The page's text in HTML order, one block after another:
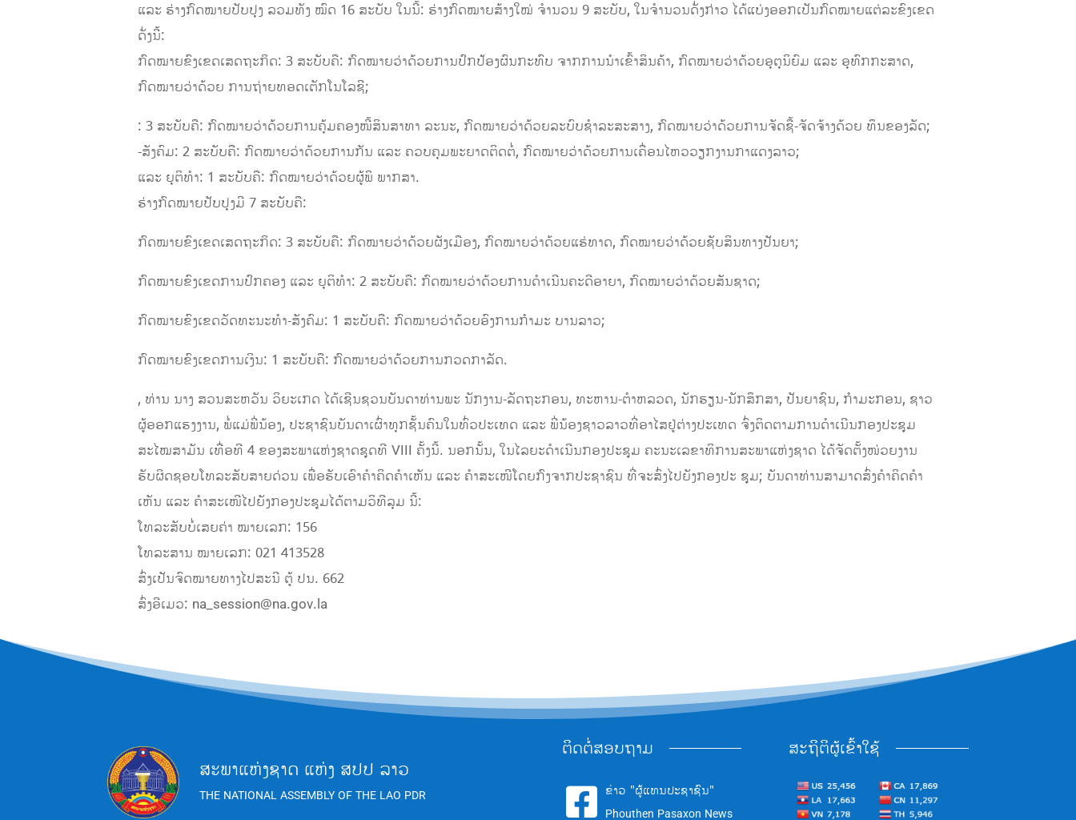
ແລະ ຮ່າງກົດໝາຍປັບປຸງ ລວມທັງ ໝົດ 16 ສະບັບ ໃນນີ້: ຮ່າງກົດໝາຍສ້າງໃໝ່ ຈຳນວນ 9 ສະບັບ, ໃນຈໍານວນດັ່ງກ່າວ ໄດ້ແບ່ງອອກເປັນກົດໝາຍແຕ່ລະຂົງເຂດ
ດັ່ງນີ້:
ກົດໝາຍຂົງເຂດເສດຖະກິດ: 3 ສະບັບຄື: ກົດໝາຍວ່າດ້ວຍການ​ປົກ​ປ້ອງຜົນກະທົບ ຈາກການນໍາເຂົ້າສິນຄ້າ, ກົດໝາຍ​ວ່າ​ດ້ວຍອຸຕຸນິຍົມ ​ແລະ​ ອຸ​ທົກ​ກະສາ​ດ,
ກົດໝາຍ​ວ່າ​ດ້ວຍ ການຖ່າຍ​ທອດ​ເຕັກ​ໂນ​ໂລ​ຊີ;
: 3 ສະບັບຄື: ກົດໝາຍ​ວ່າ​ດ້ວຍການ​ຄຸ້ມ​ຄອງ​ໜີ້​ສິນ​ສາທາ ລະນະ, ກົດໝາຍວ່າດ້ວຍລະບົບ​ຊໍາລະສະສາງ, ກົດໝາຍ​ວ່າ​ດ້ວຍການ​​ຈັດ​ຊື້​-ຈັດຈ້າງດ້ວຍ ທຶນຂອງລັດ;
-ສັງຄົມ: 2 ສະບັບຄື: ກົດໝາຍວ່າດ້ວຍການກັນ ແລະ ​ຄວບ​ຄຸມພະ​ຍາດຕິ​ດຕໍ່, ກົດໝາຍວ່າດ້ວຍການເຄື່ອນໄຫວວຽກງານ​ກາ​​ແດງ​ລາວ;
ແລະ ຍຸຕິທໍາ: 1 ສະບັບຄື: ກົດໝາຍວ່າດ້ວຍຜູ້ພິ ພາກສາ.
ຮ່າງກົດໝາຍປັບປຸງມີ 7 ສະບັບຄື:
ກົດໝາຍຂົງເຂດເສດຖະກິດ: 3 ສະບັບຄື: ກົດໝາຍວ່າດ້ວຍຜັງ​ເມືອງ, ກົດ​ໝາຍ​ວ່າ​ດ້ວຍແຮ່​ທາດ, ກົດໝາຍ​ວ່າ​ດ້ວຍຊັບ​ສິນ​ທາງ​​ປັນຍາ;
ກົດໝາຍຂົງເຂດການປົກຄອງ ແລະ ຍຸຕິທໍາ: 2 ສະບັບຄື: ກົດໝາຍວ່າດ້ວຍການ​ດໍາ​ເນີນ​ຄະດີ​ອາຍາ, ກົດໝາຍວ່າດ້ວຍສັນຊາດ;
ກົດໝາຍຂົງເຂດວັດທະນະທໍາ-ສັງຄົມ: 1 ສະບັບຄື: ກົດໝາຍວ່າດ້ວຍອົງການ​ກໍາມະ ບານ​ລາວ;
ກົດໝາຍຂົງເຂດການເງິນ: 1 ສະບັບຄື: ກົດໝາຍວ່າດ້ວຍການ​ກວດກາ​ລັດ.
, ທ່ານ ນາງ ສວນສະຫວັນ ວິຍະເກດ ໄດ້ເຊີນຊວນບັນດາທ່ານພະ ນັກງານ-ລັດຖະກອນ, ທະຫານ-ຕຳຫລວດ, ນັກຮຽນ-ນັກສຶກສາ, ປັນຍາຊົນ, ກຳມະກອນ, ຊາວ
ຜູ້ອອກແຮງງານ, ພໍ່ແມ່ພີ່ນ້ອງ, ປະຊາຊົນບັນດາເຜົ່າທຸກຊັ້ນຄົນໃນທົ່ວປະເທດ ແລະ ພີ່ນ້ອງຊາວລາວທີ່ອາໄສຢູ່ຕ່າງປະເທດ ຈົ່ງຕິດຕາມການດຳເນີນກອງປະຊຸມ
ສະໄໝສາມັນ ເທື່ອທີ 4 ຂອງສະພາແຫ່ງຊາດຊຸດທີ VIII ຄັ້ງນີ້. ນອກນັ້ນ, ໃນໄລຍະດຳເນີນກອງປະຊຸມ ຄະນະເລຂາທິການສະພາແຫ່ງຊາດ ໄດ້ຈັດຕັ້ງໜ່ວຍງານ
ຮັບຜິດຊອບໂທລະສັບສາຍ​ດ່ວນ ເພື່ອຮັບເອົາຄຳຄິດຄຳເຫັນ ແລະ ຄຳສະເໜີໂດຍກົງຈາກປະຊາຊົນ ທີ່ຈະສົ່ງໄປຍັງກອງປະ ຊຸມ; ບັນດາທ່ານສາມາດສົ່ງຄຳຄິດຄຳ
ເຫັນ ແລະ ຄຳສະເໜີໄປຍັງກອງປະຊຸມໄດ້ຕາມວິທີລຸມ ນີ້:
ໂທລະສັບບໍ່ເສຍຄ່າ ໝາຍເລກ: 156
ໂທລະສານ ໝາຍເລກ: 021 413528
ສົ່ງເປັນຈົດໝາຍທາງໄປສະນີ ຕູ້ ປນ. 662
ສົ່ງອີເມວ: na_session@na.gov.la
ສະພາແຫ່ງຊາດ ແຫ່ງ ສປປ ລາວ
THE NATIONAL ASSEMBLY OF THE LAO PDR
ຕິດຕໍ່ສອບຖາມ
 ຂ່າວ "ຜູ້ແທນປະຊາຊົນ"
Phouthen Pasaxon News
ສະຖິຕິຜູ້ເຂົ້າໃຊ້